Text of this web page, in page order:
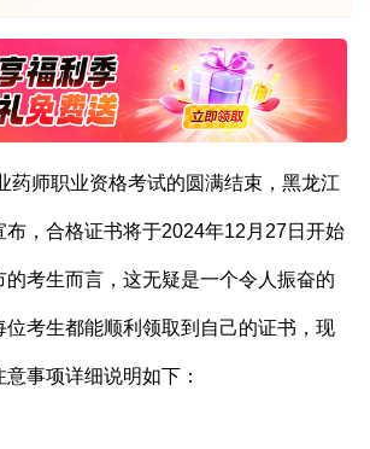
药师职业资格考试的圆满结束，黑龙江
布，合格证书将于2024年12月27日开始
的考生而言，这无疑是一个令人振奋的
位考生都能顺利领取到自己的证书，现
事项详细说明如下：